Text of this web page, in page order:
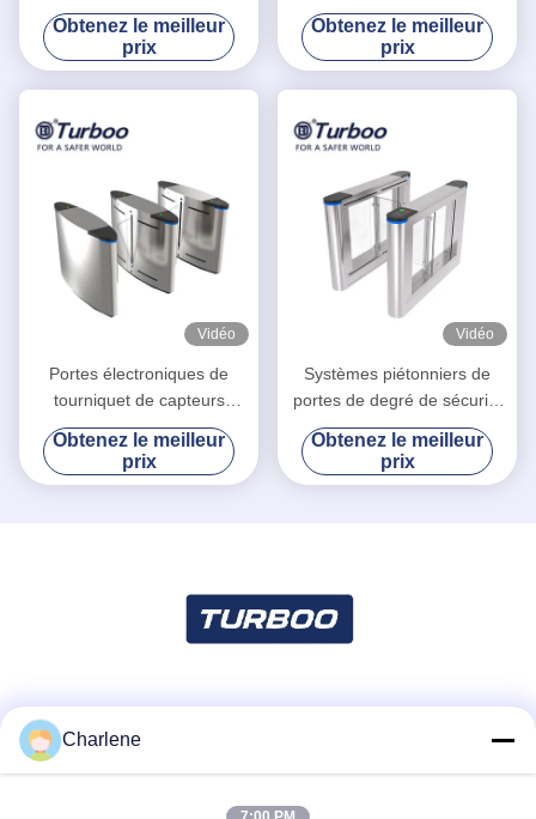
contrôle d'accès avec le
matériel de l'acier inoxydable
304
Obtenez le meilleur
prix
sécurité/tourniquet barrière
d'aileron pour le parc
Obtenez le meilleur
prix
Vidéo
Portes électroniques de
tourniquet de capteurs
multiples pour la station de
métro de sécurité de ruelle
rapide
Obtenez le meilleur
prix
Vidéo
Systèmes piétonniers de
portes de degré de sécurité
de tourniquet d'Access pour
des immeubles de bureaux
Obtenez le meilleur
prix
Charlene